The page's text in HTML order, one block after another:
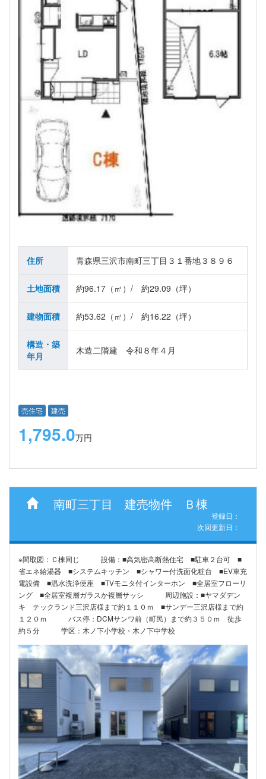
住所 青森県三沢市南町三丁目３１番地３８９６
土地面積 約96.17（㎡）/ 約29.09（坪）
建物面積 約53.62（㎡）/ 約16.22（坪）
構造・築
年月
木造二階建 令和８年４月
売住宅 建売
1,795.0万円
南町三丁目 建売物件 Ｂ棟
登録日：
次回更新日：
※間取図：Ｃ棟同じ 設備：■高気密高断熱住宅 ■駐車２台可 ■
省エネ給湯器 ■システムキッチン ■シャワー付洗面化粧台 ■EV車充
電設備 ■温水洗浄便座 ■TVモニタ付インターホン ■全居室フローリ
ング ■全居室複層ガラスか複層サッシ 周辺施設：■ヤマダデン
キ テックランド三沢店様まで約１１０ｍ ■サンデー三沢店様まで約
１２０ｍ バス停：DCMサンワ前（町民）まで約３５０ｍ 徒歩
約５分 学区：木ノ下小学校・木ノ下中学校